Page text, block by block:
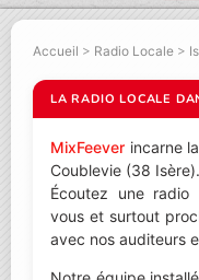
Accueil > Radio Locale >
LA RADIO LOCALE
MixFeever incarne
Coublevie (38 Isère).
Écoutez une
vous et surtout
avec nos auditeurs